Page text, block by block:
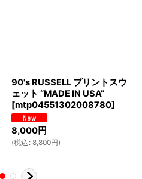
90's RUSSELL プリントスウ
ェット “MADE IN USA”
[mtp04551302008780]
8,000円
(税込 : 8,800円)